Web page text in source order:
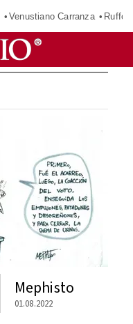
Venustiano Carranza Ruffo
Mephisto
01.08.2022